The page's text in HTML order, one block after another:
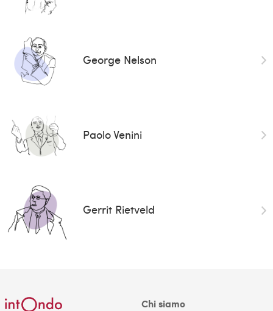
George Nelson
Paolo Venini
Gerrit Rietveld
Chi siamo